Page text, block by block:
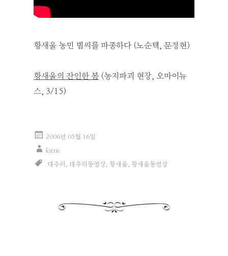
황새울 농민 볍씨를 파종하다 (노순택, 문정현)
황새울의 잔인한 봄(농지파괴 현장, 오마이뉴
스, 3/15)
2006년 05월 16일
kirrie
대추리 대추리동영상 황새울 황새울동영상